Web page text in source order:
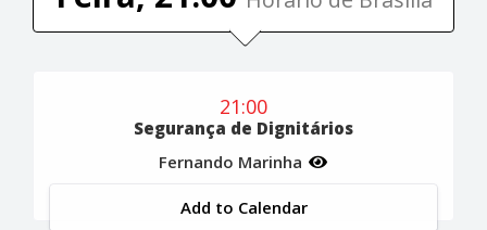
21:00
Segurança de Dignitários
Fernando Marinha
Add to Calendar